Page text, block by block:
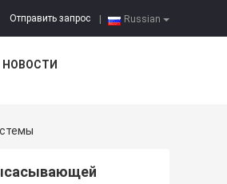
Russian
Отправить запрос
НОВОСТИ